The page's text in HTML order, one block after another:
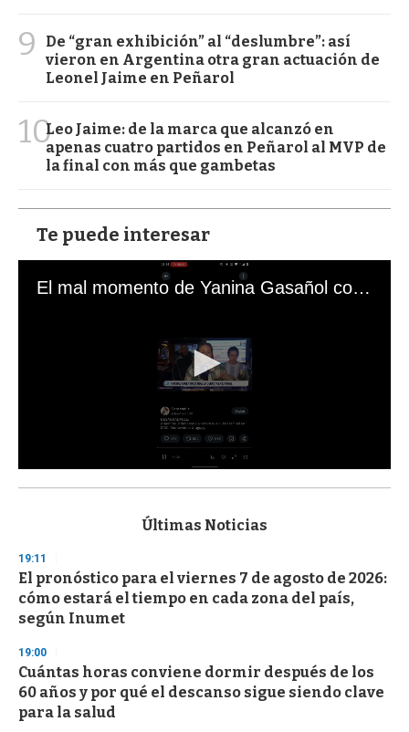
9
De “gran exhibición” al “deslumbre”: así
vieron en Argentina otra gran actuación de
Leonel Jaime en Peñarol
10Leo Jaime: de la marca que alcanzó en
apenas cuatro partidos en Peñarol al MVP de
la final con más que gambetas
Te puede interesar
El mal momento de Yanina Gasañol con un hincha argentino en "Subrayado"
s
d
s
o
f
3
s
e
c
o
n
d
Últimas Noticias
19:11
El pronóstico para el viernes 7 de agosto de 2026:
cómo estará el tiempo en cada zona del país,
según Inumet
19:00
Cuántas horas conviene dormir después de los
60 años y por qué el descanso sigue siendo clave
para la salud